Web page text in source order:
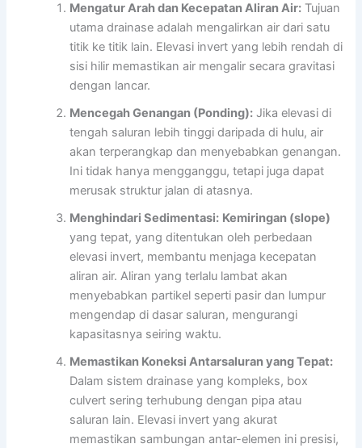
Mengatur Arah dan Kecepatan Aliran Air: Tujuan
utama drainase adalah mengalirkan air dari satu
titik ke titik lain. Elevasi invert yang lebih rendah di
sisi hilir memastikan air mengalir secara gravitasi
dengan lancar.
Mencegah Genangan (Ponding): Jika elevasi di
tengah saluran lebih tinggi daripada di hulu, air
akan terperangkap dan menyebabkan genangan.
Ini tidak hanya mengganggu, tetapi juga dapat
merusak struktur jalan di atasnya.
Menghindari Sedimentasi: Kemiringan (slope)
yang tepat, yang ditentukan oleh perbedaan
elevasi invert, membantu menjaga kecepatan
aliran air. Aliran yang terlalu lambat akan
menyebabkan partikel seperti pasir dan lumpur
mengendap di dasar saluran, mengurangi
kapasitasnya seiring waktu.
Memastikan Koneksi Antarsaluran yang Tepat:
Dalam sistem drainase yang kompleks, box
culvert sering terhubung dengan pipa atau
saluran lain. Elevasi invert yang akurat
memastikan sambungan antar-elemen ini presisi,